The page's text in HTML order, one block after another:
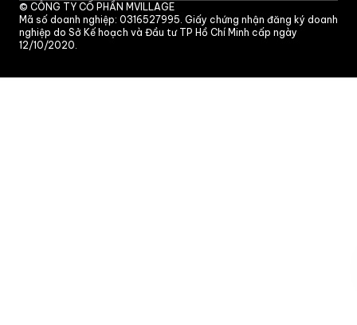
© CÔNG TY CỔ PHẦN MVILLAGE
Mã số doanh nghiệp: 0316527995. Giấy chứng nhận đăng ký doanh
nghiệp do Sở Kế hoạch và Đầu tư TP Hồ Chí Minh cấp ngày
12/10/2020.